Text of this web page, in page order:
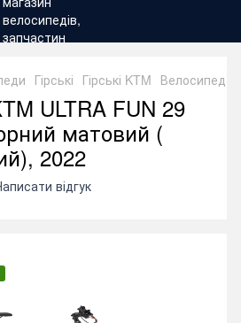
Гірські Гірські KTM Велосипед
ULTRA FUN 29
матовий (
2022
відгук